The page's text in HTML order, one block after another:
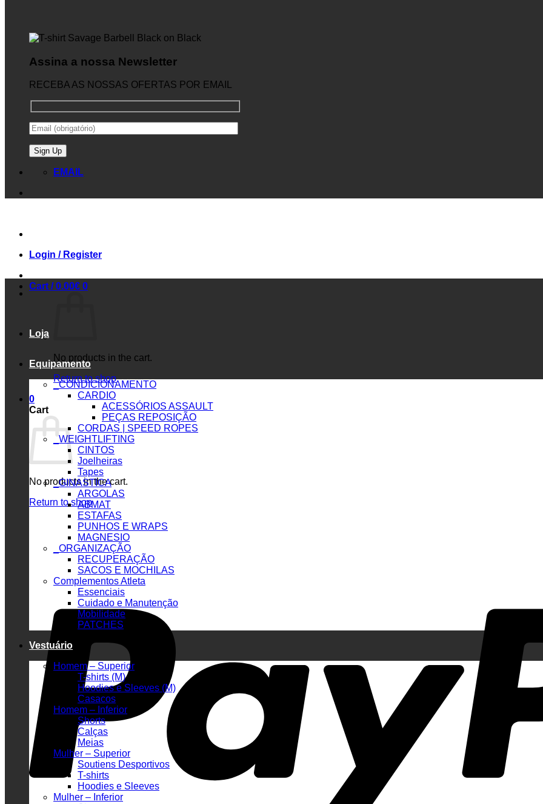
Assina a nossa Newsletter
RECEBA AS NOSSAS OFERTAS POR EMAIL
EMAIL
Login / Register
Cart /0.00€ 0
No products in the cart.
Return to shop
0
Cart
No products in the cart.
Return to shop
Loja
Equipamento
_CONDICIONAMENTO
CARDIO
ACESSÓRIOS ASSAULT
PEÇAS REPOSIÇÃO
CORDAS | SPEED ROPES
_WEIGHTLIFTING
CINTOS
Joelheiras
Tapes
_GINASTICA
ARGOLAS
ABMAT
ESTAFAS
PUNHOS E WRAPS
MAGNESIO
_ORGANIZAÇÃO
RECUPERAÇÃO
SACOS E MOCHILAS
Complementos Atleta
Essenciais
Cuidado e Manutenção
Mobilidade
PATCHES
Vestuário
Homem – Superior
T-shirts (M)
Hoodies e Sleeves (M)
Casacos
Homem – Inferior
Shorts
Calças
Meias
Mulher – Superior
Soutiens Desportivos
T-shirts
Hoodies e Sleeves
Mulher – Inferior